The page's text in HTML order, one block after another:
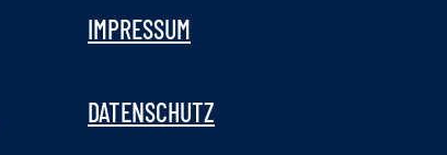
IMPRESSUM
DATENSCHUTZ